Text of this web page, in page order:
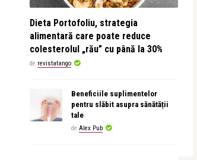
Dieta Portofoliu, strategia
alimentară care poate reduce
colesterolul „rău” cu până la 30%
de revistatango
Beneficiile suplimentelor
pentru slăbit asupra sănătății
tale
de Alex Pub